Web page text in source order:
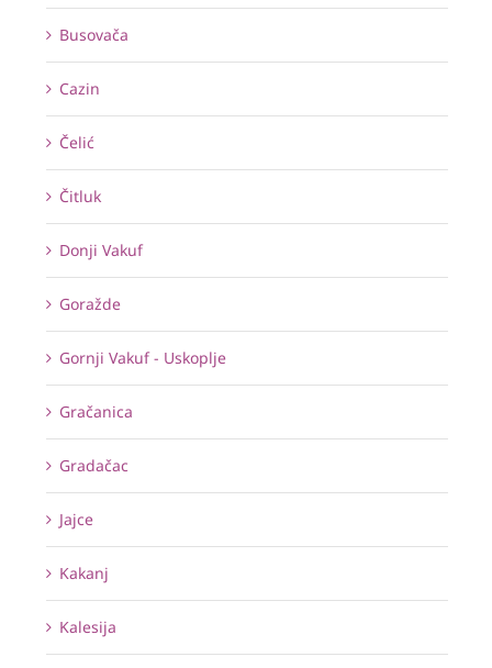
Busovača
Cazin
Čelić
Čitluk
Donji Vakuf
Goražde
Gornji Vakuf - Uskoplje
Gračanica
Gradačac
Jajce
Kakanj
Kalesija